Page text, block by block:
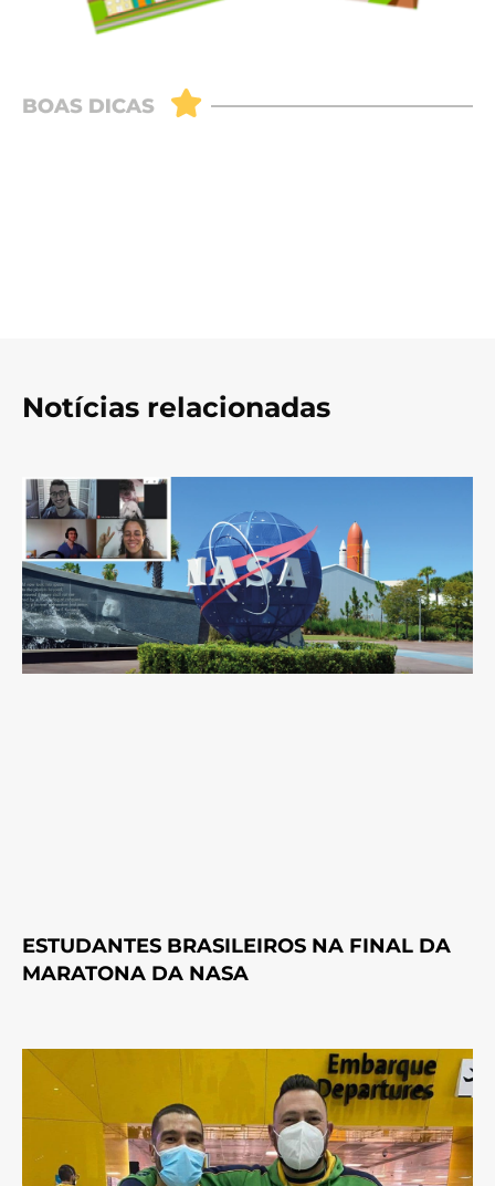
Notícias relacionadas
ESTUDANTES BRASILEIROS NA FINAL DA
MARATONA DA NASA